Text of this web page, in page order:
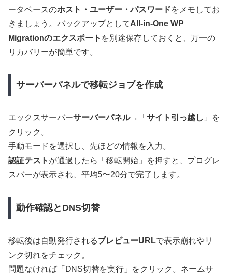
ータベースのホスト・ユーザー・パスワードをメモしてお
きましょう。バックアップとしてAll-in-One WP
Migrationのエクスポート を別途保存しておくと、万一の
リカバリーが簡単です。
サーバーパネルで移転ジョブを作成
エックスサーバーサーバーパネル→「 サイト引っ越し 」を
クリック。
手動モードを選択し、先ほどの情報を入力。
認証テスト が通過したら「移転開始」を押すと、プログレ
スバーが表示され、平均5〜20分で完了します。
動作確認とDNS切替
移転後は自動発行されるプレビューURLで表示崩れやリ
ンク切れをチェック。
問題なければ「DNS切替を実行」をクリック。ネームサ